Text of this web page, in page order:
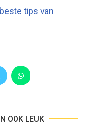
tips van
OOK LEUK